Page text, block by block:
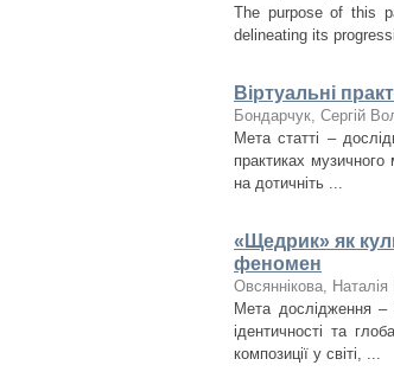
The purpose of this
delineating its
Віртуальні
Бондарчук, Сергій
Мета статті –
практиках
на дотичніть ...
«Щедрик» як
феномен
Овсяннікова, Наталія
Мета дослідження –
ідентичності та
композиції у світі, ...